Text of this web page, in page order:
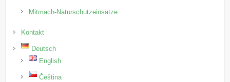
Mitmach-Naturschutzeinsätze
Kontakt
Deutsch
English
Čeština